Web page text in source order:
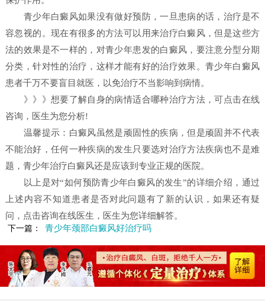
青少年白癜风如果没有做好预防，一旦患病的话，治疗是不
容忽视的。现在有很多的方法可以用来治疗白癜风，但是这些方
法的效果是不一样的，对青少年患发的白癜风，要注意分型分期
分类，针对性的治疗，这样才能有好的治疗效果。青少年白癜风
患者千万不要盲目就医，以免治疗不当影响到病情。
》》》想要了解自身的病情适合哪种治疗方法，可点击在线
咨询，医生为您分析!
温馨提示：白癜风虽然是顽固性的疾病，但是顽固并不代表
不能治好，任何一种疾病的发生只要选对治疗方法疾病也不是难
题，青少年治疗白癜风还是应该到专业正规的医院。
以上是对“如何预防青少年白癜风的发生”的详细介绍，通过
上述内容不知道患者是否对此问题有了新的认识，如果还有疑
问，点击咨询在线医生，医生为您详细解答。
下一篇： 青少年颈部白癜风好治疗吗